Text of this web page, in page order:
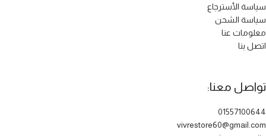
سياسة الأسترجاع
سياسة الشحن
معلومات عنا
اتصل بنا
تواصل معنا:
01557100644
vivrestore60@gmail.com